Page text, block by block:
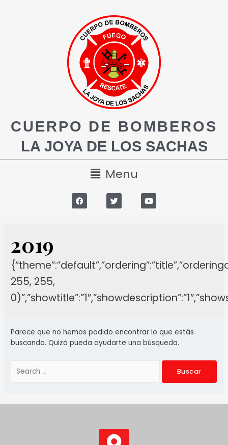
CUERPO DE BOMBEROS
LA JOYA DE LOS SACHAS
Menu
2019
255, 255,
Parece que no hemos podido encontrar lo que estás
buscando. Quizá pueda ayudarte una búsqueda.